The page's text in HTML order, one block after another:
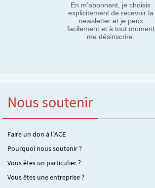
En m’abonnant, je choisis
explicitement de recevoir la
newsletter et je peux
facilement et à tout moment
me désinscrire.
Nous soutenir
Faire un don à l’ACE
Pourquoi nous soutenir ?
Vous êtes un particulier ?
Vous êtes une entreprise ?